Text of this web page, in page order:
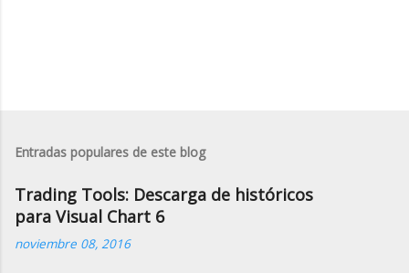
l
c
a
u
Entradas populares de este blog
Trading Tools: Descarga de históricos
para Visual Chart 6
noviembre 08, 2016